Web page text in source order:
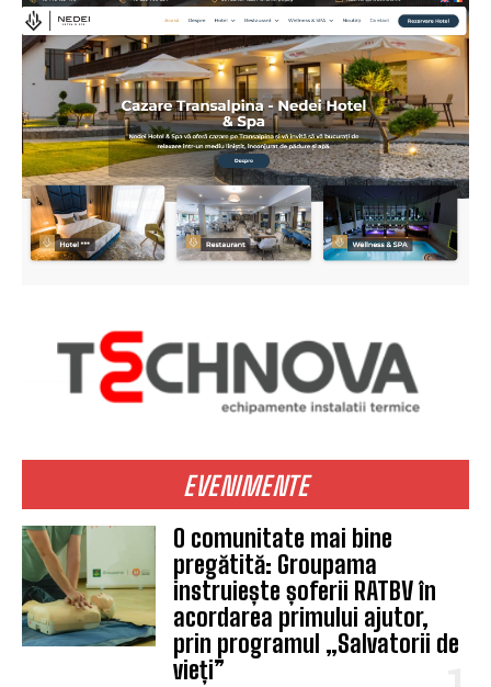
EVENIMENTE
O comunitate mai bine
pregătită: Groupama
instruiește șoferii RATBV în
acordarea primului ajutor,
prin programul „Salvatorii de
vieți”